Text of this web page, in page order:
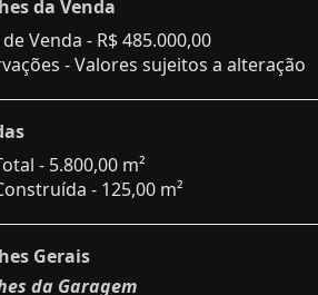
da Venda
Venda - R$ 485.000,00
- Valores sujeitos a alteração
- 5.800,00 m²
- 125,00 m²
Gerais
da Garagem